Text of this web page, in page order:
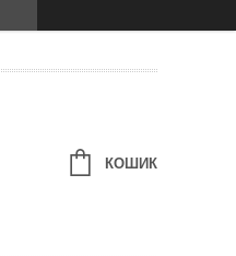
КОШИК